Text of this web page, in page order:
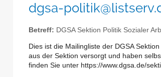
dgsa-
Betreff: DGSA Sektion Politik Sozialer
Dies ist die Mailingliste der DGSA
aus der Sektion versorgt und haben
finden Sie unter https://www.dgsa.de/